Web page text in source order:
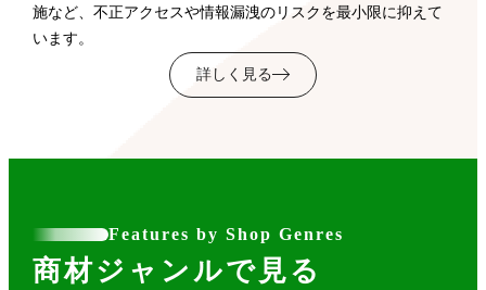
施など、不正アクセスや情報漏洩のリスクを最小限に抑えて
います。
詳しく見る
Features by Shop Genres
商材ジャンルで見る